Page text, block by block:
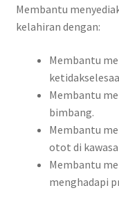
Membantu
kelahiran dengan:
Membantu
Membantu
bimbang.
Membantu
otot di
Membantu
menghadapi